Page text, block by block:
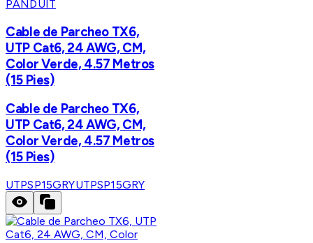
PANDUIT
Cable de Parcheo TX6,
UTP Cat6, 24 AWG, CM,
Color Verde, 4.57 Metros
(15 Pies)
Cable de Parcheo TX6,
UTP Cat6, 24 AWG, CM,
Color Verde, 4.57 Metros
(15 Pies)
UTPSP15GRYUTPSP15GRY